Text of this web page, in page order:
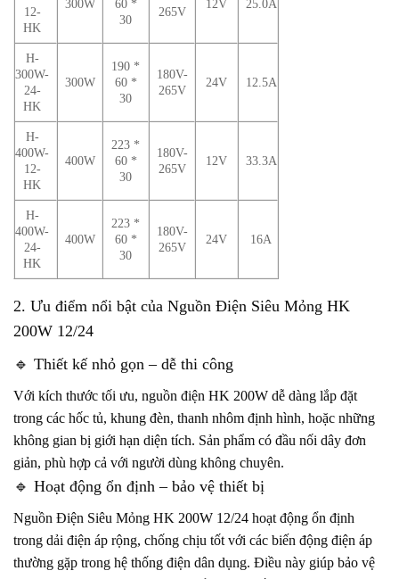
12-
HK
300W
60 *
30
265V
12V 25.0A
H-
300W-
24-
HK
300W
190 *
60 *
30
180V-
265V
24V 12.5A
H-
400W-
12-
HK
400W
223 *
60 *
30
180V-
265V
12V 33.3A
H-
400W-
24-
HK
400W
223 *
60 *
30
180V-
265V
24V 16A
2. Ưu điểm nổi bật của Nguồn Điện Siêu Mỏng HK
200W 12/24
🔹 Thiết kế nhỏ gọn – dễ thi công
Với kích thước tối ưu, nguồn điện HK 200W dễ dàng lắp đặt
trong các hốc tủ, khung đèn, thanh nhôm định hình, hoặc những
không gian bị giới hạn diện tích. Sản phẩm có đầu nối dây đơn
giản, phù hợp cả với người dùng không chuyên.
🔹 Hoạt động ổn định – bảo vệ thiết bị
Nguồn Điện Siêu Mỏng HK 200W 12/24 hoạt động ổn định
trong dải điện áp rộng, chống chịu tốt với các biến động điện áp
thường gặp trong hệ thống điện dân dụng. Điều này giúp bảo vệ